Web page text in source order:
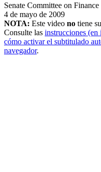
Senate Committee on Finance
4 de mayo de 2009
NOTA: Este video no tiene
Consulte las instrucciones (en
cómo activar el subtitulado
navegador.